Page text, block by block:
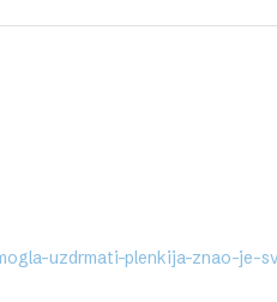
uzdrmati-plenkija-znao-je-